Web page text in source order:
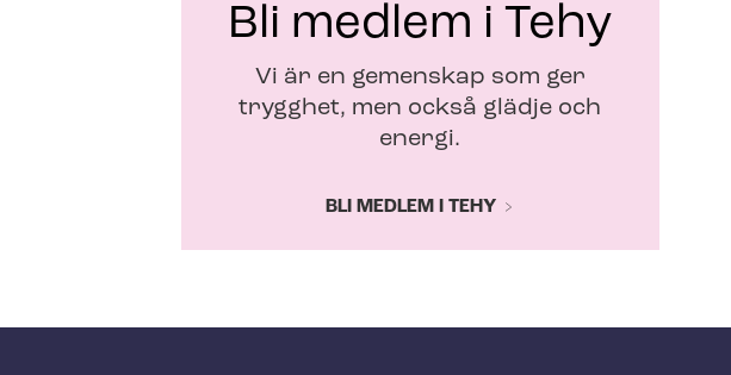
Bli medlem i Tehy
Vi är en gemenskap som ger
trygghet, men också glädje och
energi.
BLI MEDLEM I TEHY